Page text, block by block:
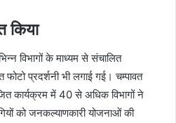
किया
विभागों के माध्यम से संचालित
प्रदर्शनी भी लगाई गई। चम्पावत
कार्यक्रम में 40 से अधिक विभागों ने
को जनकल्याणकारी योजनाओं की